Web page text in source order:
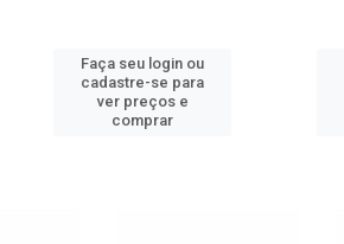
Faça seu login ou
cadastre-se para
ver preços e
comprar